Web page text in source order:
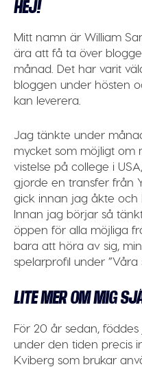
HEJ!
Mitt namn är William
ära att få ta över
månad. Det har varit
bloggen under hösten
kan leverera.
Jag tänkte under
mycket som möjligt om
vistelse på college i
gjorde en transfer från
gick innan jag åkte och
Innan jag börjar så
öppen för alla möjliga
bara att höra av sig,
spelarprofil under
LITE MER OM MIG
För 20 år sedan,
under den tiden precis
Kviberg som brukar